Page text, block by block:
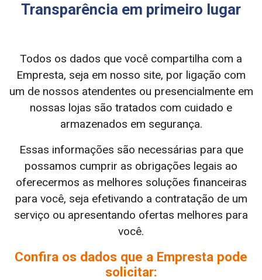
Transparência em primeiro lugar
Todos os dados que você compartilha com a
Empresta, seja em nosso site, por ligação com
um de nossos atendentes ou presencialmente em
nossas lojas são tratados com cuidado e
armazenados em segurança.
Essas informações são necessárias para que
possamos cumprir as obrigações legais ao
oferecermos as melhores soluções financeiras
para você, seja efetivando a contratação de um
serviço ou apresentando ofertas melhores para
você.
Confira os dados que a Empresta pode
solicitar: